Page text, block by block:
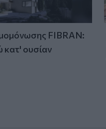
FIBRAN:
κατ' ουσίαν